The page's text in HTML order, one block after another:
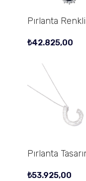
Pırlanta
₺42.825,00
Pırlanta
₺53.925,00